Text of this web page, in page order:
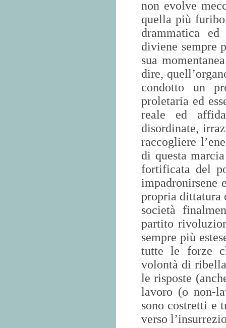
non evolve
quella più
drammatica ed
diviene sempre
sua
dire,
condotto un
proletaria ed
reale ed
disordinate,
raccogliere
di questa
fortificata del
impadronirsene
propria dittatura
società
partito
sempre più
tutte le forze
volontà di
le risposte
lavoro (o non-
sono costretti e
verso